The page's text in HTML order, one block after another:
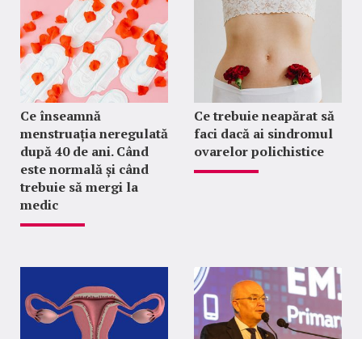
Ce înseamnă
menstruația neregulată
după 40 de ani. Când
este normală și când
trebuie să mergi la
medic
Ce trebuie neapărat să
faci dacă ai sindromul
ovarelor polichistice